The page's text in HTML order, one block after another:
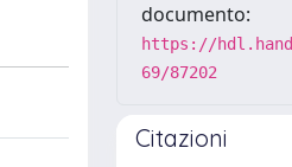
documento:
https://
69/87202
Citazioni